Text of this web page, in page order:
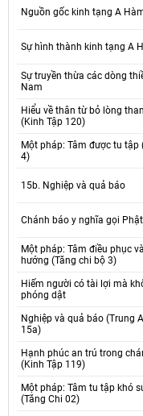
Nguồn gốc kinh tạng A
Sự hình thành kinh tạng A
Sự truyền thừa các dòng
Nam
Hiểu về thân từ bỏ lòng
(Kinh Tập 120)
Một pháp: Tâm được tu tập
4)
15b. Nghiệp và quả báo
Chánh báo y nghĩa gọi
Một pháp: Tâm điều phục
hướng (Tăng chi bộ 3)
Hiếm người có tài lợi mà
phóng dật
Nghiệp và quả báo (Trung
15a)
Hạnh phúc an trú trong
(Kinh Tập 119)
Một pháp: Tâm tu tập khó
(Tăng Chi 02)